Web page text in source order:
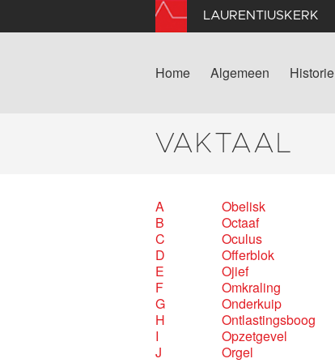
LAURENTIUSKERK
Home Algemeen Historie
VAKTAAL
A
B
C
D
E
F
G
H
I
J
Obelisk
Octaaf
Oculus
Offerblok
Ojief
Omkraling
Onderkuip
Ontlastingsboog
Opzetgevel
Orgel